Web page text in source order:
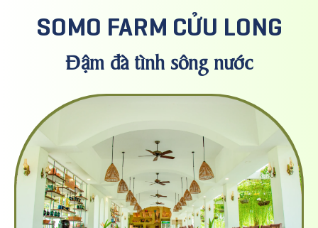
SOMO FARM CỬU LONG
Đậm đà tình sông nước